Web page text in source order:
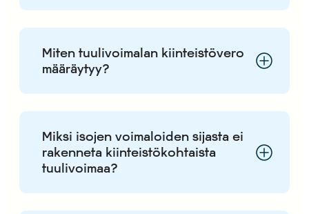
Miten tuulivoimalan kiinteistövero
määräytyy?
Miksi isojen voimaloiden sijasta ei
rakenneta kiinteistökohtaista
tuulivoimaa?